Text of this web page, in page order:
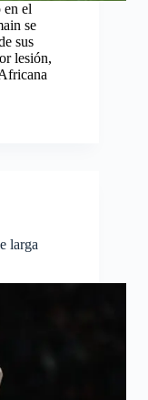
en el
se
sus
lesión,
larga